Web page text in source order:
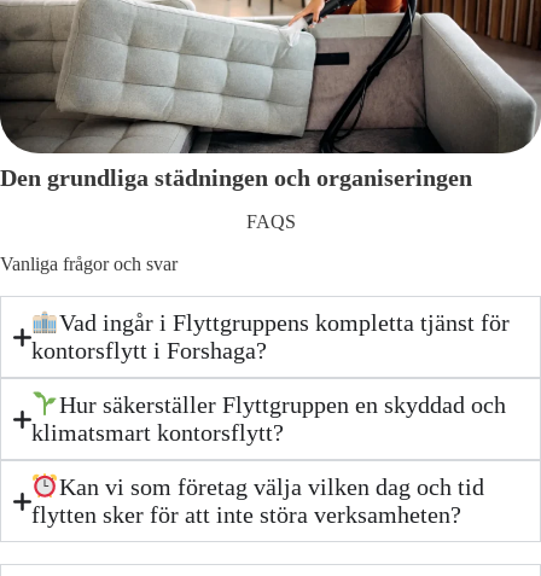
Den grundliga städningen och organiseringen
FAQS
Vanliga frågor och svar
Vad ingår i Flyttgruppens kompletta tjänst för
kontorsflytt i Forshaga?
Hur säkerställer Flyttgruppen en skyddad och
klimatsmart kontorsflytt?
Kan vi som företag välja vilken dag och tid
flytten sker för att inte störa verksamheten?